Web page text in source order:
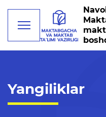
Yangiliklar